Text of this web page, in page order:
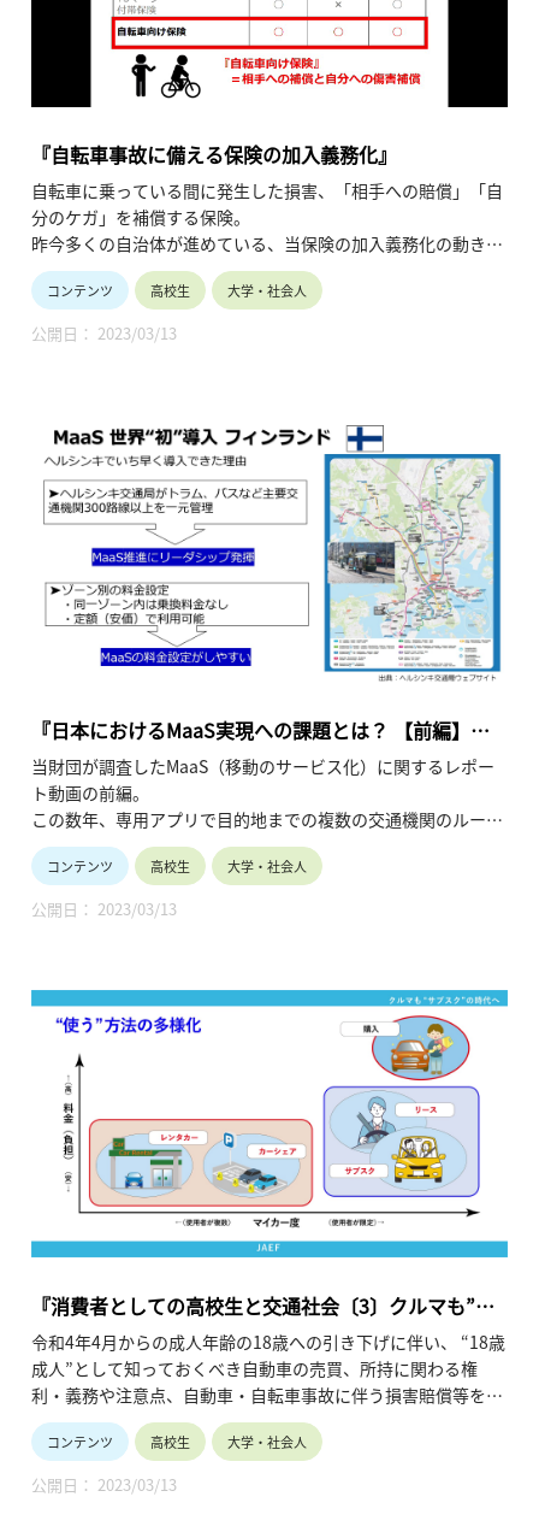
『自転車事故に備える保険の加入義務化』
自転車に乗っている間に発生した損害、「相手への賠償」「自
分のケガ」を補償する保険。
昨今多くの自治体が進めている、当保険の加入義務化の動きと
保険の内容について紹介した動画です。（令和2年6月公開、7
分25秒）
コンテンツ 高校生 大学・社会人
公開日： 2023/03/13
『日本におけるMaaS実現への課題とは？ 【前編】
MaaSとは：海外での先行事例』
当財団が調査したMaaS（移動のサービス化）に関するレポー
ト動画の前編。
この数年、専用アプリで目的地までの複数の交通機関のルート
検索・予約・決済が一括でシームレスに可能となる、MaaSの
社会実装に向けた動きが国内各地で活発になっています。
この前編では、MaaSの導入目的・基本的な仕組みをはじめ、
世界で初めてMaaSを導入したフィンランド ヘルシンキの事例
コンテンツ 高校生 大学・社会人
公開日： 2023/03/13
『消費者としての高校生と交通社会〔3〕クルマも”サ
ブスク”の時代へ』
令和4年4月からの成人年齢の18歳への引き下げに伴い、 “18歳
成人”として知っておくべき自動車の売買、所持に関わる権
利・義務や注意点、自動車・自転車事故に伴う損害賠償等をま
とめたシリーズ動画の3回目（最終回）。
クルマを購入せずに使用できるサービスの選択肢として、新た
に広がりつつあるサブスクリプションサービスに焦点を当てて
います。
コンテンツ 高校生 大学・社会人
公開日： 2023/03/13